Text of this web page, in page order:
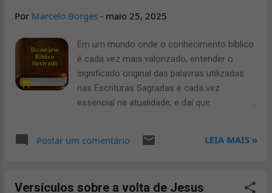
inestimável para os cristãos. São canções
no YouTube, como: “Porque Ele Vive”
“Grandioso És Tu” “Alvo Mais Que a Neve”
Estes louvores evangélicos com letra são
facilmente encontrados em vídeos que
que sua mensagem ainda é atual. Eles são
Evangélicos Para Criança A introdução da fé
Por Marcelo Borges - maio 25, 2025
Em um mundo onde o conhecimento bíblico
é cada vez mais valorizado, entender o
significado original das palavras utilizadas
nas Escrituras Sagradas é cada vez
essencial na atualidade, e daí que
palavras . Por isso leia este artigo até o fim,
estudiosos, líderes religiosos e cristãos em
Postar um comentário LEIA MAIS »
Versículos sobre a volta de Jesus